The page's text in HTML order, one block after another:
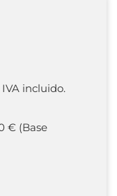
IVA incluido.
€ (Base